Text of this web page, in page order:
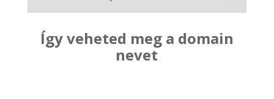
Így veheted meg a domain
nevet